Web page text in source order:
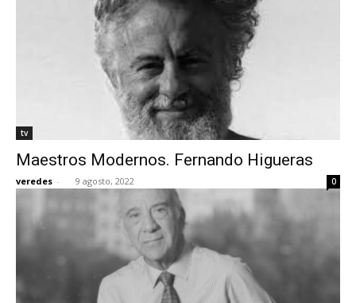
tv
Maestros Modernos. Fernando Higueras
veredes - 9 agosto, 2022 0